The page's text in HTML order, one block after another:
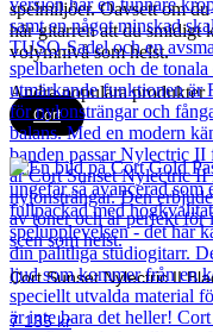
spelmiljöer. Oavsett om
här gitarren att du smidigt
volymnivå som helst.
Andra populära produkter
Cort
Cort Sunset Nylectric II
7 135kr